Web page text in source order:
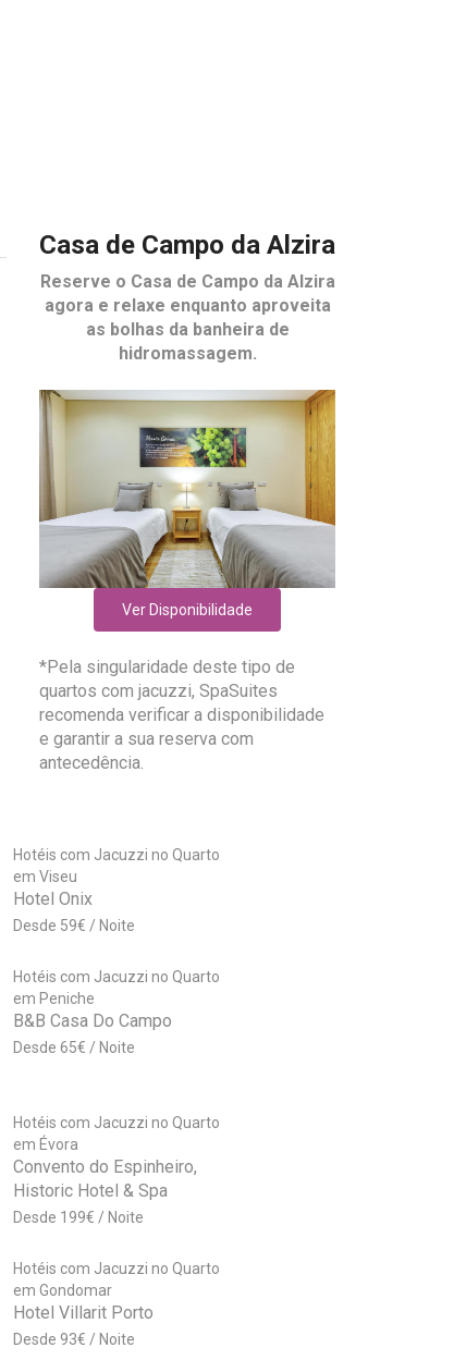
Casa de Campo da Alzira
Reserve o Casa de Campo da Alzira
agora e relaxe enquanto aproveita
as bolhas da banheira de
hidromassagem.
Ver Disponibilidade
*Pela singularidade deste tipo de
quartos com jacuzzi, SpaSuites
recomenda verificar a disponibilidade
e garantir a sua reserva com
antecedência.
Hotéis com Jacuzzi no Quarto
em Viseu
Hotel Onix
59€
Hotéis com Jacuzzi no Quarto
em Peniche
B&B Casa Do Campo
65€
Hotéis com Jacuzzi no Quarto
em Évora
Convento do Espinheiro,
Historic Hotel & Spa
199€
Hotéis com Jacuzzi no Quarto
em Gondomar
Hotel Villarit Porto
93€